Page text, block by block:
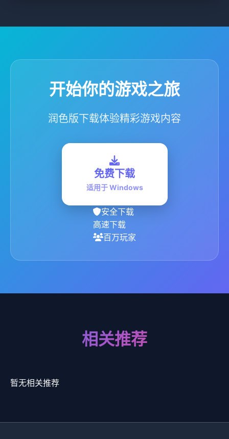
开始你的游戏之旅
润色版下载体验精彩游戏内容
免费下载
适用于 Windows
安全下载
高速下载
百万玩家
相关推荐
暂无相关推荐